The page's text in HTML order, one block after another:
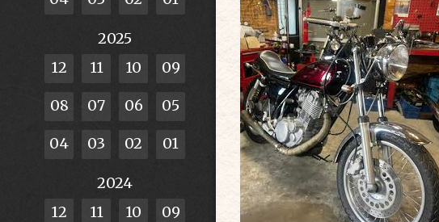
2025
12
11 10 09
08 07 06 05
04 03 02 01
2024
12
11 10 09